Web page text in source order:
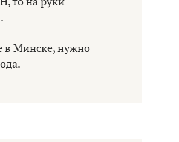
в Минске, нужно